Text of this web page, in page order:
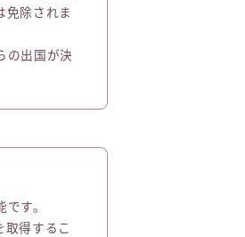
免除されま
の出国が決
す。
取得するこ